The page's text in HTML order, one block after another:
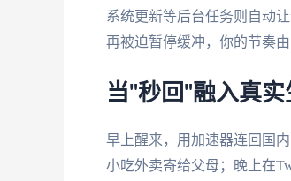
系统更新等后台任务则自动
再被迫暂停缓冲，你的节奏由
当"秒回"融入真
早上醒来，用加速器连回国
小吃外卖寄给父母；晚上在